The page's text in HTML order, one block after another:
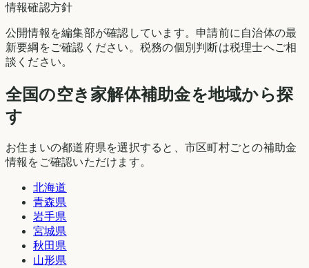
情報確認方針
公開情報を編集部が確認しています。申請前に自治体の最
新要綱をご確認ください。税務の個別判断は税理士へご相
談ください。
全国の空き家解体補助金を地域から探
す
お住まいの都道府県を選択すると、市区町村ごとの補助金
情報をご確認いただけます。
北海道
青森県
岩手県
宮城県
秋田県
山形県